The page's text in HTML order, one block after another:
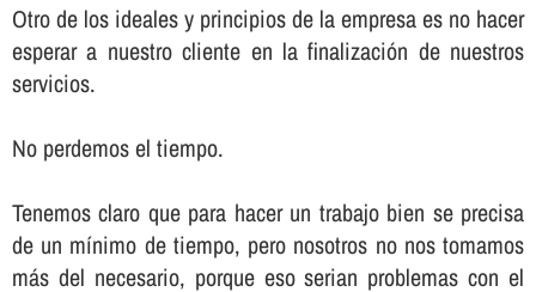
Otro de los ideales y principios de la empresa es no hacer
esperar a nuestro cliente en la finalización de nuestros
servicios.
No perdemos el tiempo.
Tenemos claro que para hacer un trabajo bien se precisa
de un mí­nimo de tiempo, pero nosotros no nos tomamos
más del necesario, porque eso serian problemas con el